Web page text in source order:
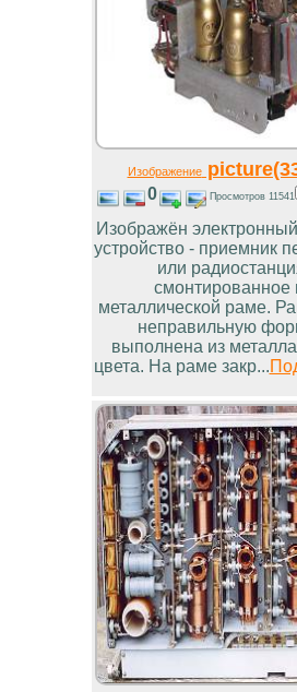
Изображение
0 Просмотров 11541
Изображён
устройство - приемник
или
смонтированное
металлической раме.
неправильную
выполнена из
цвета. На раме закр...